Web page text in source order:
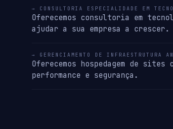
→ CONSULTORIA ESPECIALIDADE EM
Oferecemos consultoria em
ajudar a sua empresa a crescer.
→ GERENCIAMENTO DE INFRAESTRUTURA
Oferecemos hospedagem de
performance e segurança.